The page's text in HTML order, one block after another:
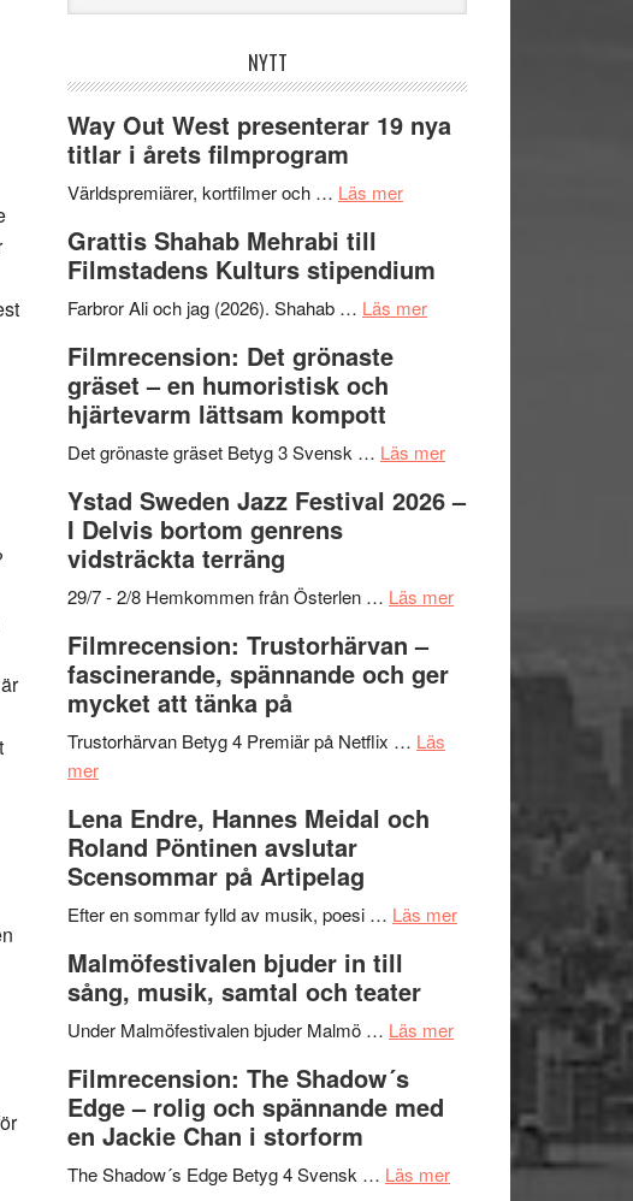
webbplatsen
NYTT
Way Out West presenterar 19 nya
titlar i årets filmprogram
Världspremiärer, kortfilmer och … Läs merom
West
presenterar
årets
Grattis Shahab Mehrabi till
Filmstadens Kulturs stipendium
Farbror Ali och jag (2026). Shahab … Läs merom
Filmstadens
stipendium
Filmrecension: Det grönaste
gräset – en humoristisk och
hjärtevarm lättsam kompott
Det grönaste gräset Betyg 3 Svensk … Läs merom
Det
–
och
Ystad Sweden Jazz Festival 2026 –
I Delvis bortom genrens
vidsträckta terräng
29/7 - 2/8 Hemkommen från Österlen … Läs merom
vidsträckta
Filmrecension: Trustorhärvan –
fascinerande, spännande och ger
mycket att tänka på
Trustorhärvan Betyg 4 Premiär på Netflix … Läs
merom
Trustorhärvan
–
fascinerande,
spännande
ger
mycket
att
på
Lena Endre, Hannes Meidal och
Roland Pöntinen avslutar
Scensommar på Artipelag
Efter en sommar fylld av musik, poesi … Läs merom
Hannes
Pöntinen
Scensommar
Malmöfestivalen bjuder in till
sång, musik, samtal och teater
Under Malmöfestivalen bjuder Malmö … Läs merom
Malmöfestivalen
Filmrecension: The Shadow´s
Edge – rolig och spännande med
en Jackie Chan i storform
The Shadow´s Edge Betyg 4 Svensk … Läs merom